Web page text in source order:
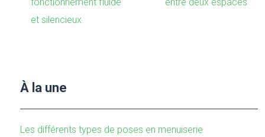
et silencieux
À la une
Les différents types de poses en menuiserie